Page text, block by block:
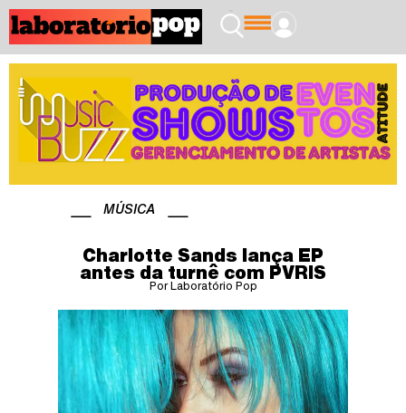
MÚSICA
Charlotte Sands lança EP
antes da turnê com PVRIS
Por Laboratório Pop